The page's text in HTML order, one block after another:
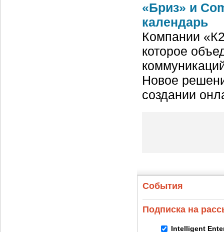
«Бриз» и
календарь
Компании
которое
Новое
создании
События
Подписка на
Intelligent